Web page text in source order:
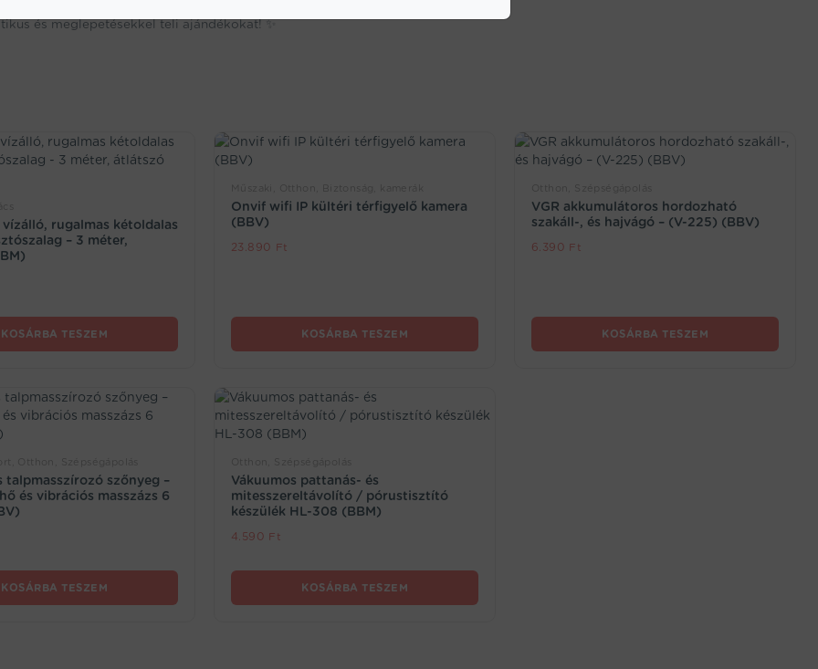
és meglepetésekkel teli ajándékokat! ✨
vízálló, rugalmas kétoldalas
– 3 méter,
KOSÁRBA TESZEM
Onvif wifi IP kültéri térfigyelő kamera
(BBV)
23.890 Ft
KOSÁRBA TESZEM
VGR akkumulátoros hordozható
szakáll-, és hajvágó – (V-225) (BBV)
6.390 Ft
KOSÁRBA TESZEM
talpmasszírozó szőnyeg –
és vibrációs masszázs 6
KOSÁRBA TESZEM
Vákuumos pattanás- és
mitesszereltávolító / pórustisztító
készülék HL-308 (BBM)
4.590 Ft
KOSÁRBA TESZEM